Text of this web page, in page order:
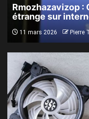
Rmozhazavizop :
étrange sur
11 mars 2026 Pierre